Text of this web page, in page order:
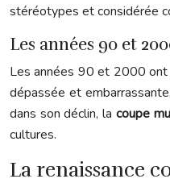
stéréotypes et considérée
Les années 90 et
Les années 90 et 2000 ont
dépassée et
dans son déclin, la coupe
cultures.
La renaissance